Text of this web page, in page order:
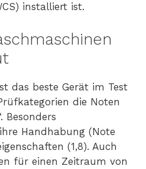
installiert ist.
das beste Gerät im Test
die Noten
Besonders
Handhabung (Note
(1,8). Auch
für einen Zeitraum von